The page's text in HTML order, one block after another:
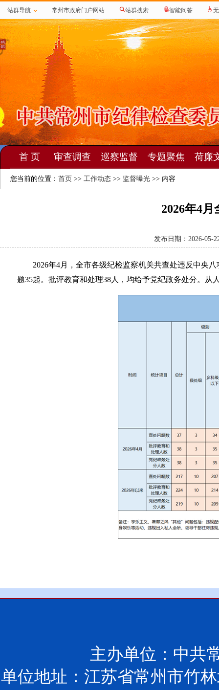
站群导航 常州市政府门户网站 站群搜索 智能问答
首 页 审查调查 巡察监督 专题聚焦 荷廉
您当前的位置： 首页 >> 工作动态 >> 监督曝光 >> 内容
2026年4
发布日期：2026-
2026年4月，全市各级纪检监察机关共查处违反中央
题35起。批评教育和处理38人，均给予党纪政务处分。
主办单位：中共
单位地址：江苏省常州市竹